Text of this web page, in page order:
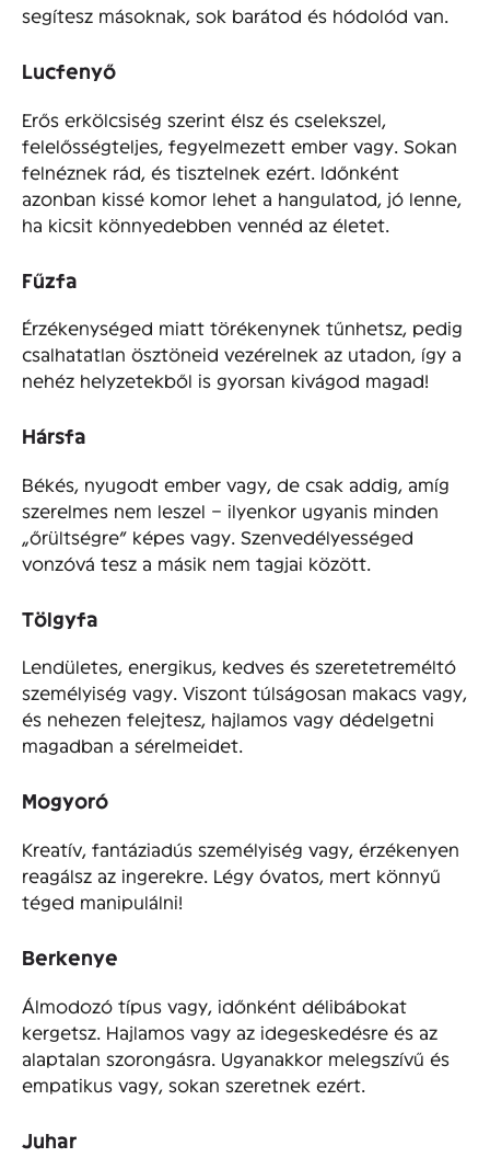
segítesz másoknak, sok barátod és hódolód van.
Lucfenyő
Erős erkölcsiség szerint élsz és cselekszel,
felelősségteljes, fegyelmezett ember vagy. Sokan
felnéznek rád, és tisztelnek ezért. Időnként
azonban kissé komor lehet a hangulatod, jó lenne,
ha kicsit könnyedebben vennéd az életet.
Fűzfa
Érzékenységed miatt törékenynek tűnhetsz, pedig
csalhatatlan ösztöneid vezérelnek az utadon, így a
nehéz helyzetekből is gyorsan kivágod magad!
Hársfa
Békés, nyugodt ember vagy, de csak addig, amíg
szerelmes nem leszel – ilyenkor ugyanis minden
„őrültségre” képes vagy. Szenvedélyességed
vonzóvá tesz a másik nem tagjai között.
Tölgyfa
Lendületes, energikus, kedves és szeretetreméltó
személyiség vagy. Viszont túlságosan makacs vagy,
és nehezen felejtesz, hajlamos vagy dédelgetni
magadban a sérelmeidet.
Mogyoró
Kreatív, fantáziadús személyiség vagy, érzékenyen
reagálsz az ingerekre. Légy óvatos, mert könnyű
téged manipulálni!
Berkenye
Álmodozó típus vagy, időnként délibábokat
kergetsz. Hajlamos vagy az idegeskedésre és az
alaptalan szorongásra. Ugyanakkor melegszívű és
empatikus vagy, sokan szeretnek ezért.
Juhar